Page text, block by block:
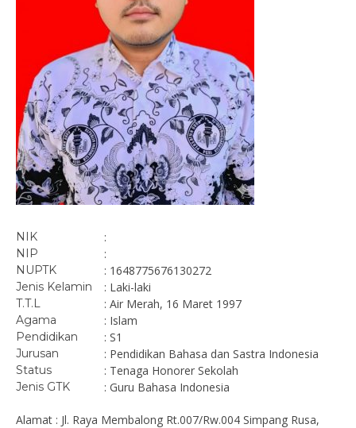
NIK :
NIP :
NUPTK : 1648775676130272
Jenis Kelamin : Laki-laki
T.T.L : Air Merah, 16 Maret 1997
Agama : Islam
Pendidikan : S1
Jurusan : Pendidikan Bahasa dan Sastra Indonesia
Status : Tenaga Honorer Sekolah
Jenis GTK : Guru Bahasa Indonesia
Alamat : Jl. Raya Membalong Rt.007/Rw.004 Simpang Rusa,